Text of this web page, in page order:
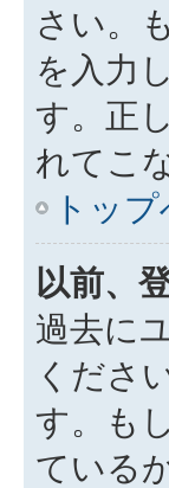
さい。
を入力
す。正
れてこ
トッ
以前、
過去に
くださ
す。も
ている